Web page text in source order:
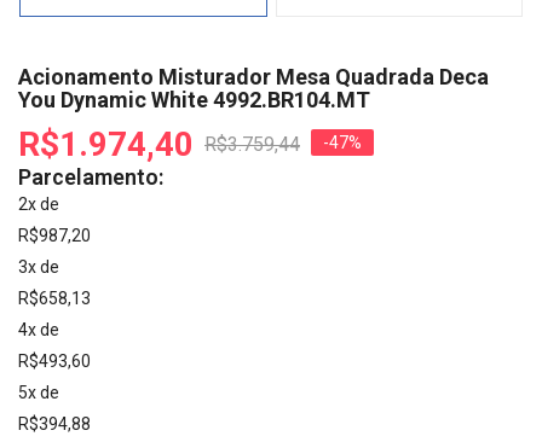
Acionamento Misturador Mesa Quadrada Deca
You Dynamic White 4992.BR104.MT
R$1.974,40 R$3.759,44 -47%
Parcelamento:
2x de
R$987,20
3x de
R$658,13
4x de
R$493,60
5x de
R$394,88